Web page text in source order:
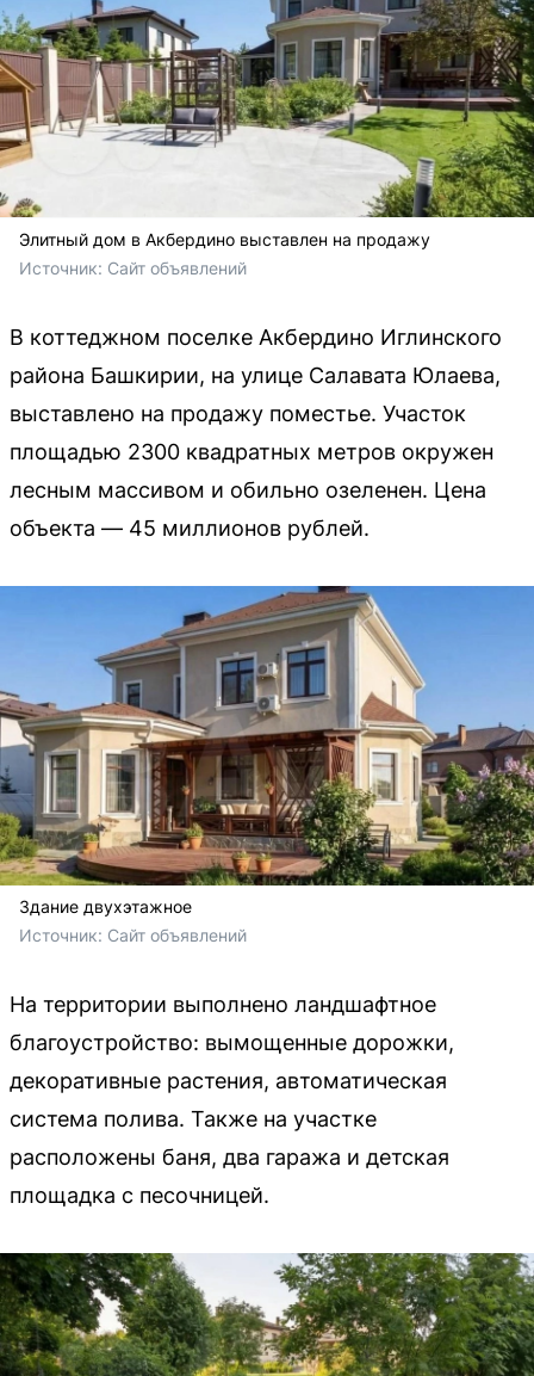
Элитный дом в Акбердино выставлен на продажу
Источник: Сайт объявлений
В коттеджном поселке Акбердино Иглинского
района Башкирии, на улице Салавата Юлаева,
выставлено на продажу поместье. Участок
площадью 2300 квадратных метров окружен
лесным массивом и обильно озеленен. Цена
объекта — 45 миллионов рублей.
Здание двухэтажное
Источник: Сайт объявлений
На территории выполнено ландшафтное
благоустройство: вымощенные дорожки,
декоративные растения, автоматическая
система полива. Также на участке
расположены баня, два гаража и детская
площадка с песочницей.